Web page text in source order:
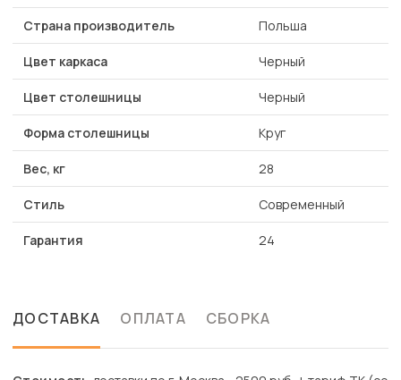
Страна производитель Польша
Цвет каркаса Черный
Цвет столешницы Черный
Форма столешницы Круг
Вес, кг 28
Стиль Современный
Гарантия 24
ДОСТАВКА ОПЛАТА СБОРКА